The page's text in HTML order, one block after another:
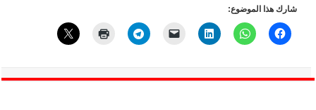
شارك هذا الموضوع: